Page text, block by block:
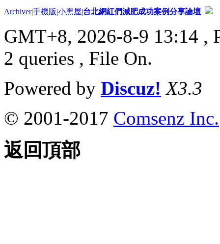
Archiver|手機版|小黑屋|台北網紅們減肥成功案例分享論壇
GMT+8, 2026-8-9 13:14 ,
2 queries , File On.
Powered by Discuz! X3.3
© 2001-2017 Comsenz Inc.
返回頂部